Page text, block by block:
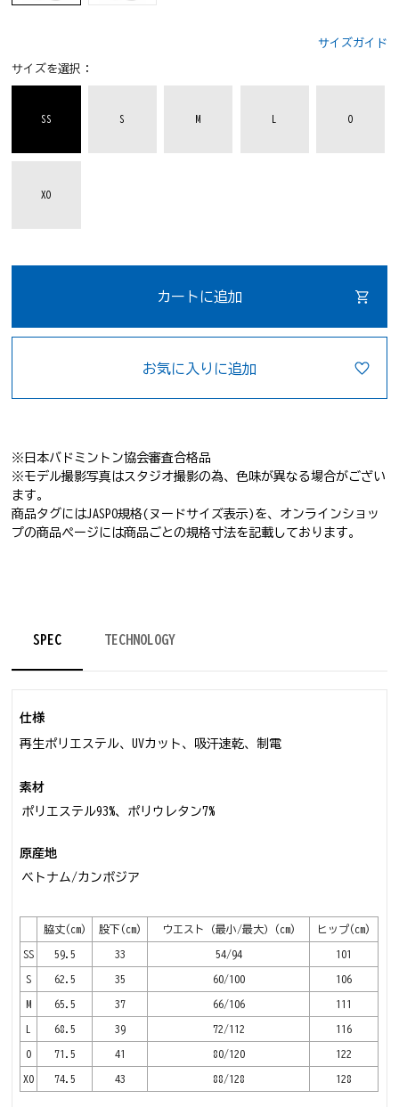
サイズガイド
サイズを選択：
SS S M O
XO
カートに追加
お気に入りに追加
※日本バドミントン協会審査合格品
※モデル撮影写真はスタジオ撮影の為、色味が異なる場合がござい
ます。
商品タグにはJASPO規格(ヌードサイズ表示)を、オンラインショッ
プの商品ページには商品ごとの規格寸法を記載しております。
SPEC TECHNOLOGY
仕様
再生ポリエステル、UVカット、吸汗速乾、制電
素材
ポリエステル93%、ポリウレタン7%
原産地
ベトナム/カンボジア
脇丈(cm) 股下(cm) ウエスト（最小/最大）(cm) ヒップ(cm)
SS 59.5 33 54/94 101
S 62.5 35 60/100 106
M 65.5 37 66/106 111
L 68.5 39 72/112 116
O 71.5 41 80/120 122
XO 74.5 43 88/128 128